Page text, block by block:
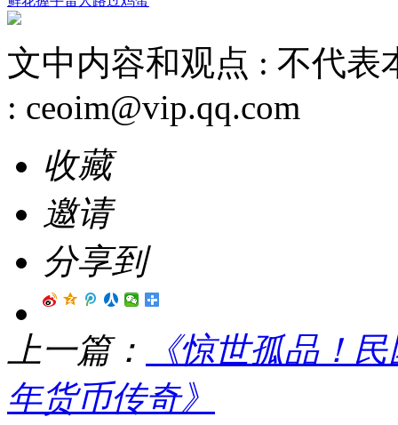
文中内容和观点 : 不代表
: ceoim@vip.qq.com
收藏
邀请
分享到
上一篇：
《惊世孤品！
年货币传奇》